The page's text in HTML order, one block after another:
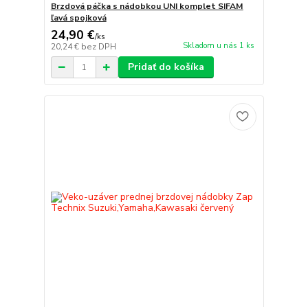
Brzdová páčka s nádobkou UNI komplet SIFAM
ľavá spojková
24,90 €/ks
20,24 € bez DPH Skladom u nás 1 ks
Pridať do košíka